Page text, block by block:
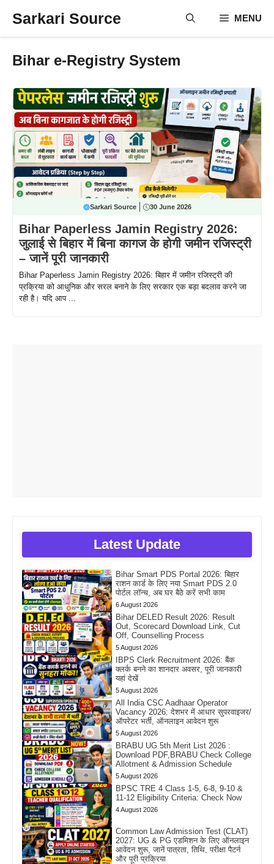
Sarkari Source MENU
Bihar e-Registry System
Sarkari Source 30 June 2026
Bihar Paperless Jamin Registry 2026:
जुलाई से बिहार में बिना कागज के होगी जमीन रजिस्ट्री
– जानें पूरी जानकारी
Bihar Paperless Jamin Registry 2026: बिहार में जमीन रजिस्ट्री की
प्रक्रिया को आधुनिक और सरल बनाने के लिए सरकार एक बड़ा बदलाव करने जा
रही है। यदि आप ...
Latest Update
Bihar Smart PDS Portal 2026: बिहार
राशन कार्ड के लिए नया Smart PDS 2.0
पोर्टल लॉन्च, अब घर बैठे करें सभी काम
6 August 2026
Bihar DELED Result 2026: Result
Out, Scorecard Download Link, Cut
Off, Counselling Process
5 August 2026
IBPS Clerk Recruitment 2026: बैंक
क्लर्क बनने का शानदार अवसर, पूरी जानकारी
यहां देखें
5 August 2026
All India CSC Aadhaar Operator
Vacancy 2026: देशभर में आधार सुपरवाइजर/
ऑपरेटर भर्ती, ऑनलाइन आवेदन शुरू
5 August 2026
BRABU UG 5th Merit List 2026 :
Download PDF,BRABU Check College
Allotment & Admission Schedule
5 August 2026
BPSC TRE 4 Class 1-5, 6-8, 9-10 &
11-12 Eligibility Criteria: Check Now
4 August 2026
Common Law Admission Test (CLAT)
2027: UG & PG एडमिशन के लिए ऑनलाइन
आवेदन शुरू, जानें पात्रता, तिथि, परीक्षा पैटर्न
और पूरी प्रक्रिया